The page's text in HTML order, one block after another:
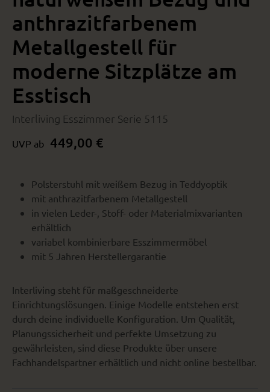
anthrazitfarbenem
Metallgestell für
moderne Sitzplätze am
Esstisch
Interliving Esszimmer Serie 5115
UVP ab 449,00 €
Polsterstuhl mit weißem Bezug in Teddyoptik
mit anthrazitfarbenem Metallgestell
in vielen Leder-, Stoff- oder Materialmixvarianten
erhältlich
variabel kombinierbare Esszimmermöbel
mit 5 Jahren Herstellergarantie
Interliving steht für maßgeschneiderte
Einrichtungslösungen. Einige Modelle entstehen erst
durch deine individuelle Konfiguration. Um Qualität,
Planungssicherheit und perfekte Umsetzung zu
gewährleisten, sind diese Produkte über unsere
Fachhandelspartner erhältlich und nicht online bestellbar.